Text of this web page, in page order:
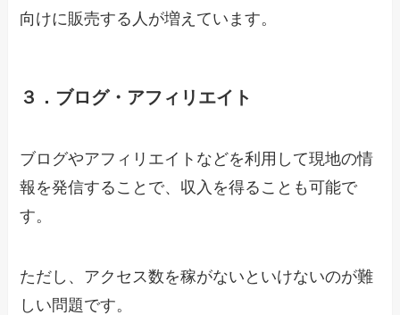
向けに販売する人が増えています。
３．ブログ・アフィリエイト
ブログやアフィリエイトなどを利用して現地の情
報を発信することで、収入を得ることも可能で
す。
ただし、アクセス数を稼がないといけないのが難
しい問題です。